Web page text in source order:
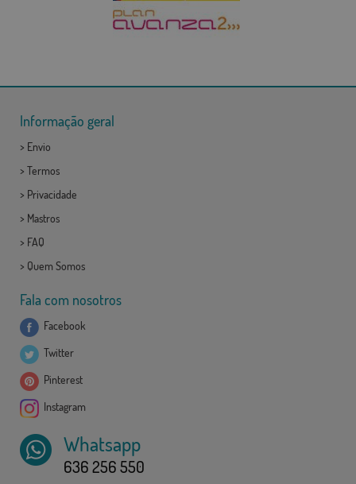
Informação geral
> Envio
> Termos
> Privacidade
> Mastros
> FAQ
> Quem Somos
Fala com nosotros
Facebook
Twitter
Pinterest
Instagram
Whatsapp
636 256 550